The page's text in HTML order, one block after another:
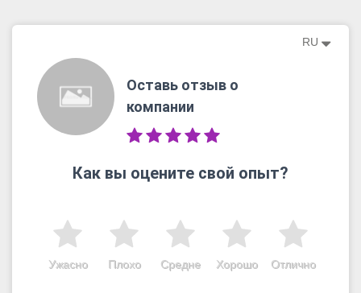
RU
Оставь отзыв о
компании
Как вы оцените свой опыт?
Отлично
Хорошо
Средне
Плохо
Ужасно